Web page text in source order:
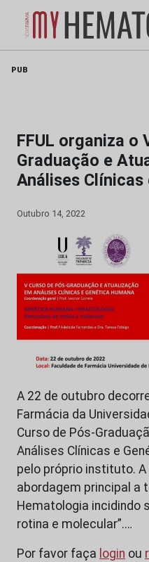
PUB
FFUL organiza o
Graduação e
Análises Clínicas
Outubro 14, 2022
A 22 de outubro
Farmácia da
Curso de Pós-
Análises Clínicas e
pelo próprio instituto.
abordagem principal a
Hematologia incidindo
rotina e molecular”.…
Por favor faça login ou